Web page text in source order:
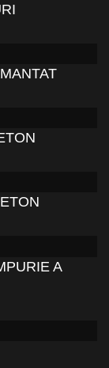
A